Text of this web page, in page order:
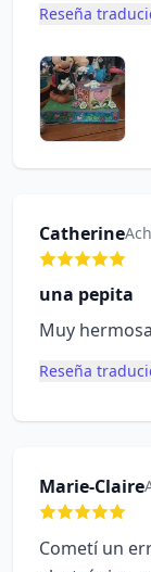
Reseña
Catherine
una pepita
Muy
Reseña
Marie-Claire
Cometí un